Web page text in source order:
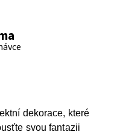
dekorace, které
svou fantazii